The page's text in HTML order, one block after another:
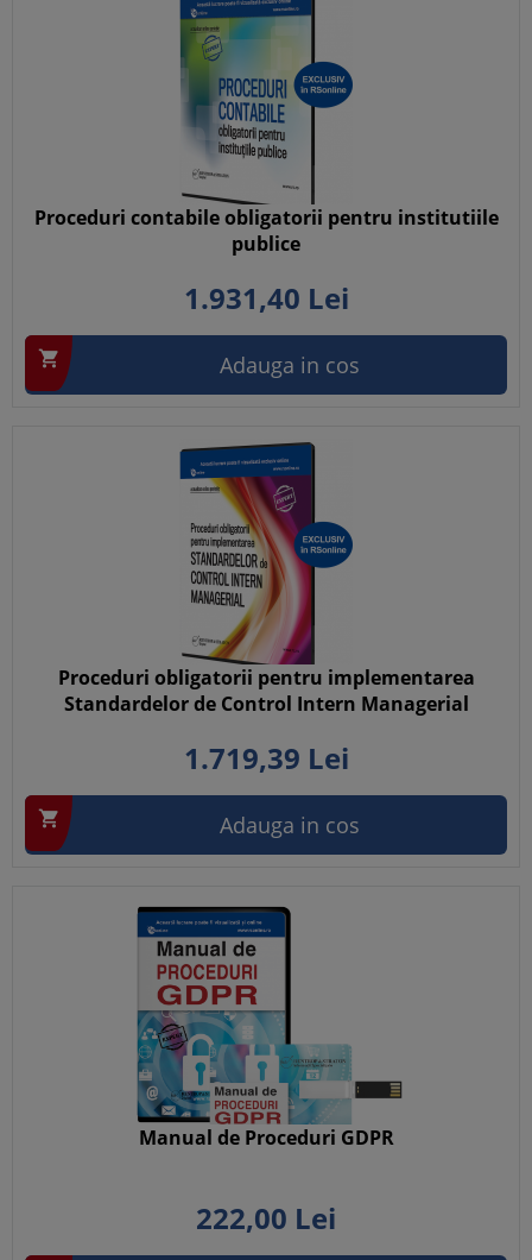
Proceduri contabile obligatorii pentru institutiile
publice
1.931,40 Lei
 Adauga in cos
Proceduri obligatorii pentru implementarea
Standardelor de Control Intern Managerial
1.719,39 Lei
 Adauga in cos
Manual de Proceduri GDPR
222,00 Lei